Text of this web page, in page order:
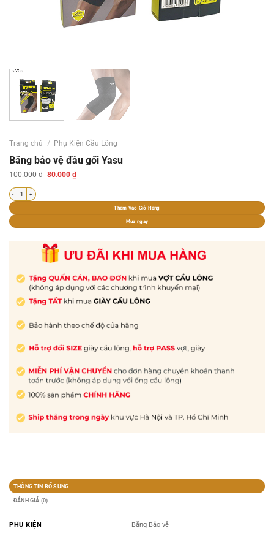
Trang chủ / Phụ Kiện Cầu Lông
Băng bảo vệ đầu gối Yasu
100.000₫ Giá
80.000 ₫Giá
hiện
80.000 ₫.
Băng bảo vệ đầu gối Yasu số lượng
Thêm Vào Giỏ Hàng
Mua ngay
THÔNG TIN BỔ SUNG
ĐÁNH GIÁ (0)
PHỤ KIỆN Băng Bảo vệ